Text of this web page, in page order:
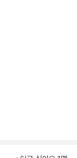
사는 여전히 지금
리라는 소리의 예술
럼 읽히는 서사와
이 여